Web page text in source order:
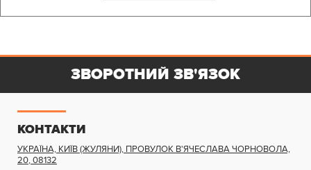
КОНТАКТИ
УКРАЇНА, КИЇВ (ЖУЛЯНИ), ПРОВУЛОК В'ЯЧЕСЛАВА ЧОРНОВОЛА,
20,08132
ЗВОРОТНИЙ ЗВ'ЯЗОК